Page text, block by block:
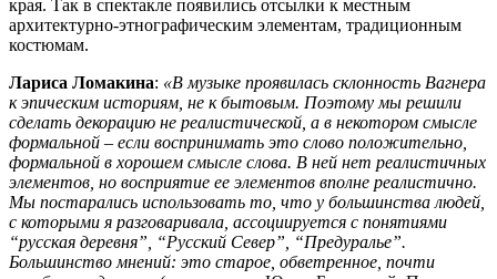
края. Так в спектакле появились отсылки к местным
архитектурно-этнографическим элементам, традиционным
костюмам.
Лариса Ломакина: «В музыке проявилась склонность Вагнера
к эпическим историям, не к бытовым. Поэтому мы решили
сделать декорацию не реалистической, а в некотором смысле
формальной – если воспринимать это слово положительно,
формальной в хорошем смысле слова. В ней нет реалистичных
элементов, но восприятие ее элементов вполне реалистично.
Мы постарались использовать то, что у большинства людей,
с которыми я разговаривала, ассоциируется с понятиями
“русская деревня”, “Русский Север”, “Предуралье”.
Большинство мнений: это старое, обветренное, почти